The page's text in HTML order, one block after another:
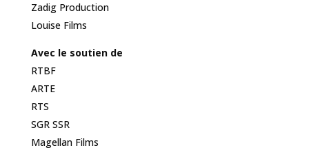
Zadig Production
Louise Films
Avec le soutien de
RTBF
ARTE
RTS
SGR SSR
Magellan Films